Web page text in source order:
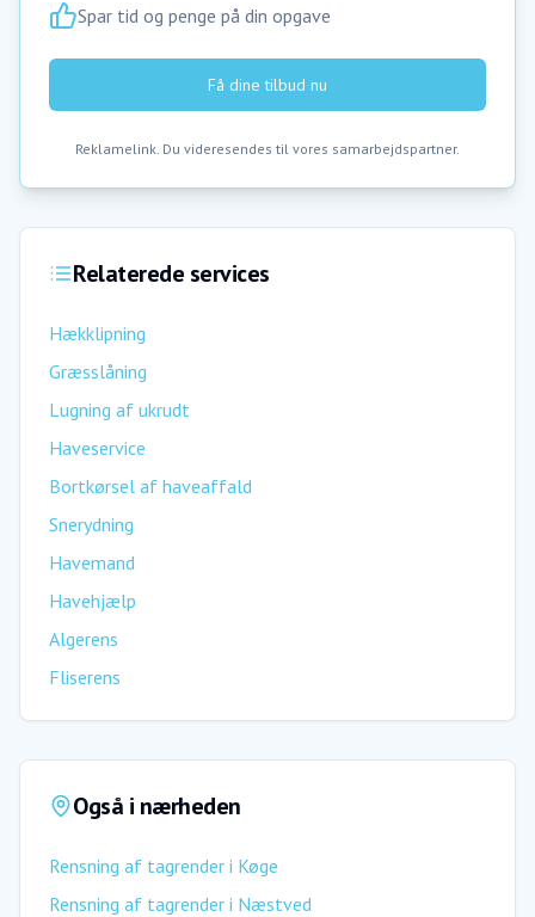
Spar tid og penge på din opgave
Få dine tilbud nu
Reklamelink. Du videresendes til vores samarbejdspartner.
Relaterede services
Hækklipning
Græsslåning
Lugning af ukrudt
Haveservice
Bortkørsel af haveaffald
Snerydning
Havemand
Havehjælp
Algerens
Fliserens
Også i nærheden
Rensning af tagrender i Køge
Rensning af tagrender i Næstved